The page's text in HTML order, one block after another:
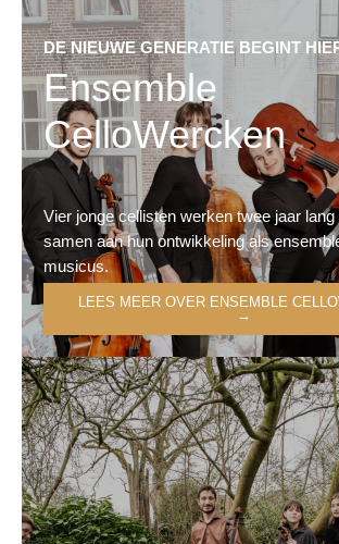
DE NIEUWE GENERATIE BEGINT
Ensemble
CelloWercken
Vier jonge cellisten werken twee jaar lang
samen aan hun ontwikkeling als
musicus.
LEES MEER OVER ENSEMBLE
→